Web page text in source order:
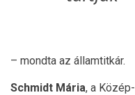
– mondta az államtitkár.
Schmidt Mária, a